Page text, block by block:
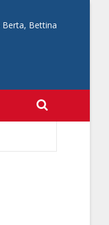
Berta, Bettina